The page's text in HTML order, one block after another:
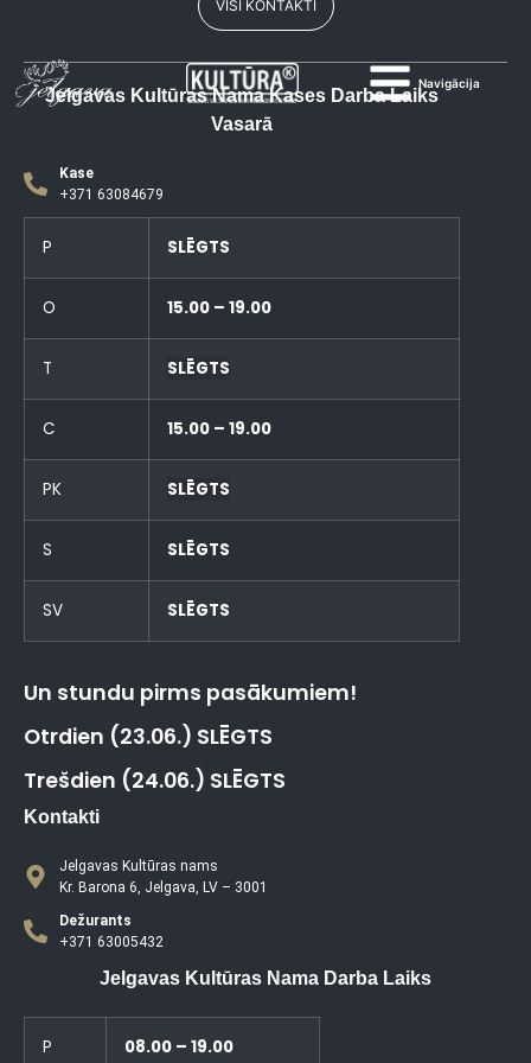
Navigācija
VISI KONTAKTI
Jelgavas Kultūras Nama Kases Darba Laiks
Vasarā
Kase
+371 63084679
P SLĒGTS
O 15.00 – 19.00
T SLĒGTS
C 15.00 – 19.00
PK SLĒGTS
S SLĒGTS
SV SLĒGTS
Un stundu pirms pasākumiem!
Otrdien (23.06.) SLĒGTS
Trešdien (24.06.) SLĒGTS
Kontakti
Jelgavas Kultūras nams
Kr. Barona 6, Jelgava, LV – 3001
Dežurants
+371 63005432
Jelgavas Kultūras Nama Darba Laiks
P 08.00 – 19.00